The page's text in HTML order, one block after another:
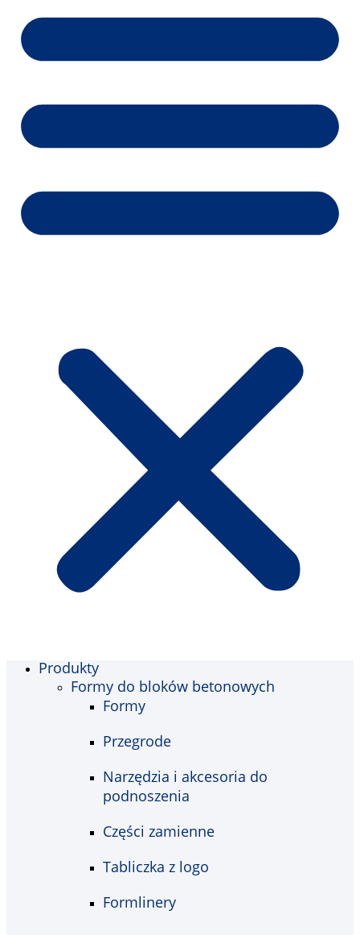
Produkty
Formy do bloków betonowych
Formy
Przegrode
Narzędzia i akcesoria do
podnoszenia
Części zamienne
Tabliczka z logo
Formlinery